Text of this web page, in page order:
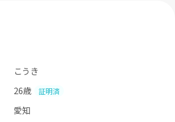
こうき
26歳 証明済
愛知